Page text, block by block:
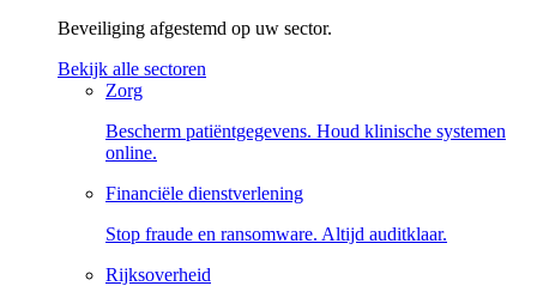
Beveiliging afgestemd op uw sector.
Bekijk alle sectoren
Zorg
Bescherm patiëntgegevens. Houd klinische systemen
online.
Financiële dienstverlening
Stop fraude en ransomware. Altijd auditklaar.
Rijksoverheid